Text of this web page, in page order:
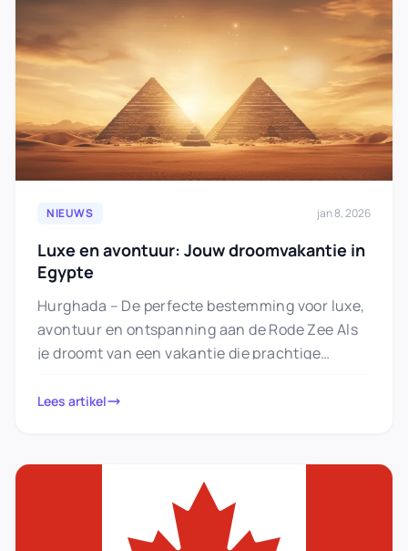
NIEUWS jan 8, 2026
Luxe en avontuur: Jouw droomvakantie in
Egypte
Hurghada – De perfecte bestemming voor luxe,
avontuur en ontspanning aan de Rode Zee Als
je droomt van een vakantie die prachtige
Lees artikel